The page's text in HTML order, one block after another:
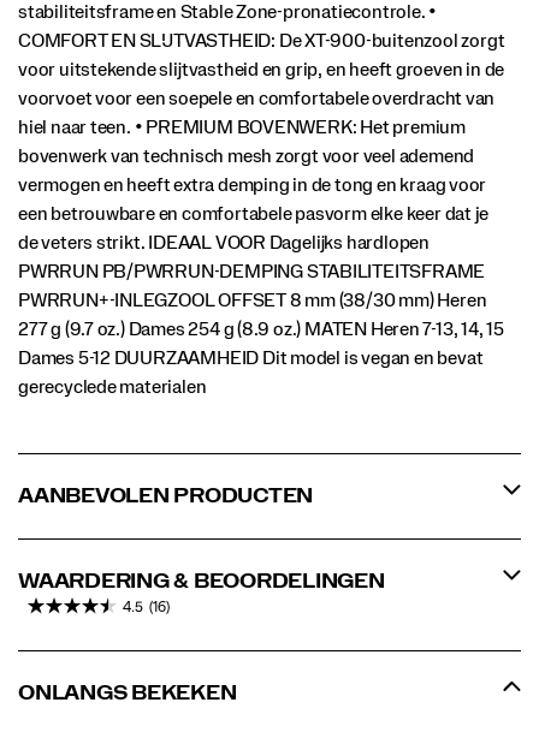
stabiliteitsframe en Stable Zone-pronatiecontrole. •
COMFORT EN SLIJTVASTHEID: De XT-900-buitenzool zorgt
voor uitstekende slijtvastheid en grip, en heeft groeven in de
voorvoet voor een soepele en comfortabele overdracht van
hiel naar teen. • PREMIUM BOVENWERK: Het premium
bovenwerk van technisch mesh zorgt voor veel ademend
vermogen en heeft extra demping in de tong en kraag voor
een betrouwbare en comfortabele pasvorm elke keer dat je
de veters strikt. IDEAAL VOOR Dagelijks hardlopen
PWRRUN PB/PWRRUN-DEMPING STABILITEITSFRAME
PWRRUN+-INLEGZOOL OFFSET 8 mm (38/30 mm) Heren
277 g (9.7 oz.) Dames 254 g (8.9 oz.) MATEN Heren 7-13, 14, 15
Dames 5-12 DUURZAAMHEID Dit model is vegan en bevat
gerecyclede materialen
AANBEVOLEN PRODUCTEN
WAARDERING & BEOORDELINGEN
4.5 (16)
ONLANGS BEKEKEN